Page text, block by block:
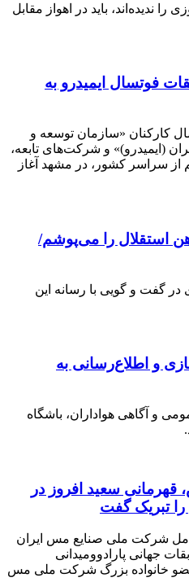
ندیده‌اند، باید در اهواز مقابل
فوتسال ایمیدرو به
کارکنان «سازمان توسعه و
(ایمیدرو)» و شرکت‌های تابعه،
۲۶ مهر، با حضور ۳۶ تیم از سراسر کشور، در مشهد آغاز
استقلال را می‌پوشم/
در گفت و گویی با رسانه این
و اطلاع‌رسانی به
و آگاهی هواداران، باشگاه
سعید افروز در
تبریک گفت
شرکت ملی صنایع مس ایران
جهانی پارادوومیدانی
خانواده بزرگ شرکت ملی مس